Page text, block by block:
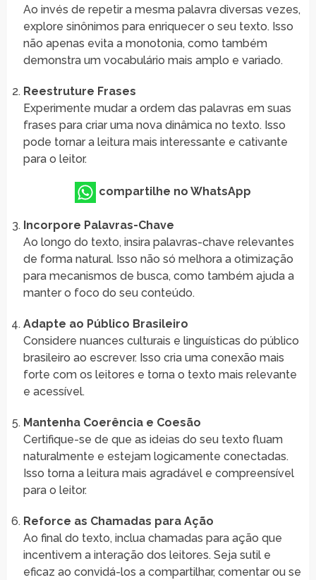
Ao invés de repetir a mesma palavra diversas vezes,
explore sinônimos para enriquecer o seu texto. Isso
não apenas evita a monotonia, como também
demonstra um vocabulário mais amplo e variado.
Reestruture Frases
Experimente mudar a ordem das palavras em suas
frases para criar uma nova dinâmica no texto. Isso
pode tornar a leitura mais interessante e cativante
para o leitor.
compartilhe no WhatsApp
Incorpore Palavras-Chave
Ao longo do texto, insira palavras-chave relevantes
de forma natural. Isso não só melhora a otimização
para mecanismos de busca, como também ajuda a
manter o foco do seu conteúdo.
Adapte ao Público Brasileiro
Considere nuances culturais e linguísticas do público
brasileiro ao escrever. Isso cria uma conexão mais
forte com os leitores e torna o texto mais relevante
e acessível.
Mantenha Coerência e Coesão
Certifique-se de que as ideias do seu texto fluam
naturalmente e estejam logicamente conectadas.
Isso torna a leitura mais agradável e compreensível
para o leitor.
Reforce as Chamadas para Ação
Ao final do texto, inclua chamadas para ação que
incentivem a interação dos leitores. Seja sutil e
eficaz ao convidá-los a compartilhar, comentar ou se